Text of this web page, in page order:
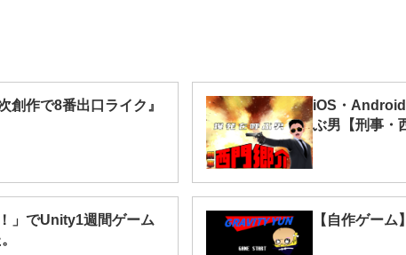
創作で8番出口ライク』
iOS・Android
ぶ男【刑事・
」でUnity1週間ゲーム
【自作ゲー